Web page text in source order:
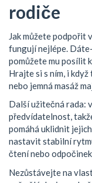
rodiče
Jak můžete podpořit
fungují nejlépe.
pomůžete mu posílit
Hrajte si s ním, i
nebo jemná masáž
Další užitečná rada:
předvídatelnost,
pomáhá uklidnit
nastavit stabilní
čtení nebo
Nezůstávejte na